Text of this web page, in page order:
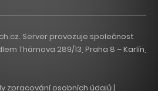
Server provozuje společnost
Thámova 289/13, Praha 8 – Karlín,
zpracování osobních údajů|